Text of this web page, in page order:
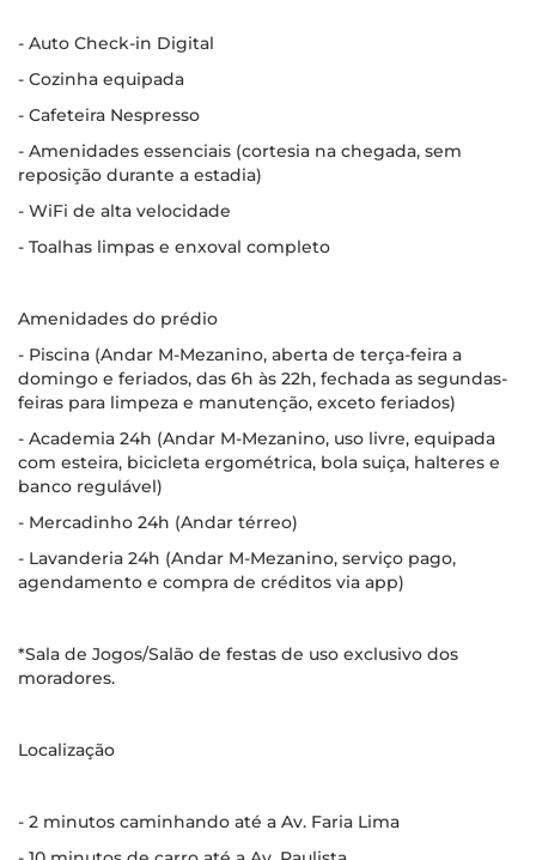
- Auto Check-in Digital
- Cozinha equipada
- Cafeteira Nespresso
- Amenidades essenciais (cortesia na chegada, sem
reposição durante a estadia)
- WiFi de alta velocidade
- Toalhas limpas e enxoval completo
Amenidades do prédio
- Piscina (Andar M-Mezanino, aberta de terça-­feira a
domingo e feriados, das 6h às 22h, fechada as segundas-
feiras para limpeza e manutenção, exceto feriados)
- Academia 24h (Andar M-Mezanino, uso livre, equipada
com esteira, bicicleta ergométrica, bola suiça, halteres e
banco regulável)
- Mercadinho 24h (Andar térreo)
- Lavanderia 24h (Andar M-Mezanino, serviço pago,
agendamento e compra de créditos via app)
*Sala de Jogos/Salão de festas de uso exclusivo dos
moradores.
Localização
- 2 minutos caminhando até a Av. Faria Lima